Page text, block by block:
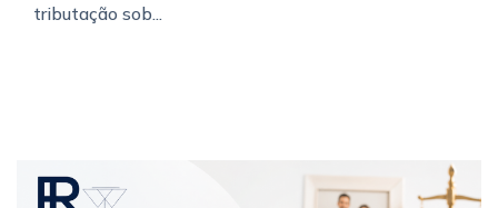
tributação sob...